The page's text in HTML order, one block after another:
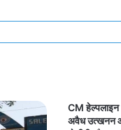
CM
अवैध उत्खनन